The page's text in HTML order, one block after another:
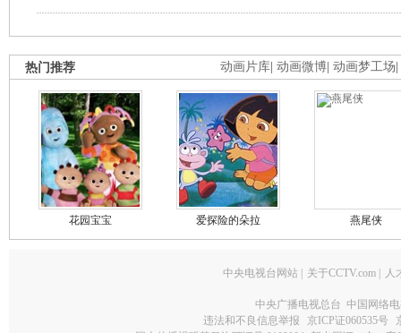
动画片库 动画微博 动画梦工场
热门推荐
花园宝宝 爱探险的朵拉 燕尾侠
中央电视台网站 关于CCTV.com 人
中央广播电视总台 中国网络
违法和不良信息举报
京ICP证060535号